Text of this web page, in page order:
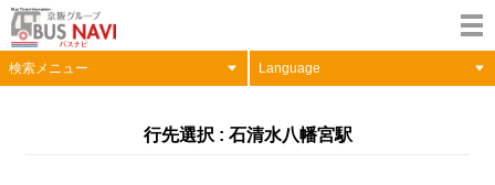
検索メニュー Language
行先選択 : 石清水八幡宮駅